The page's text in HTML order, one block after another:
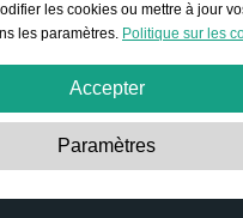
les cookies ou mettre à jour
les paramètres. Politique sur les
Accepter
nécessaires:
Ces cookies sont
Paramètres